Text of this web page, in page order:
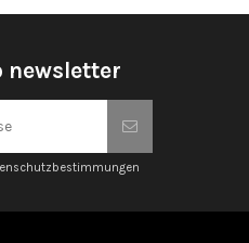
newsletter